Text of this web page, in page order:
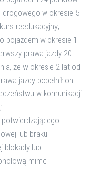
drogowego w okresie 5
reedukacyjny;
pojazdem w okresie 1
prawa jazdy 20
że w okresie 2 lat od
jazdy popełnił on
w komunikacji
lub braku
blokady lub
mimo